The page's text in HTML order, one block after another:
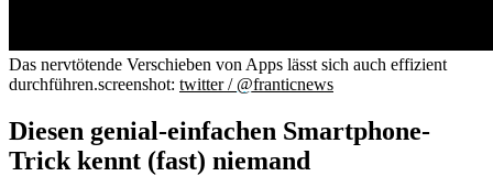
Das nervtötende Verschieben von Apps lässt sich auch effizient
durchführen.screenshot: twitter / @franticnews
Diesen genial-einfachen Smartphone-
Trick kennt (fast) niemand